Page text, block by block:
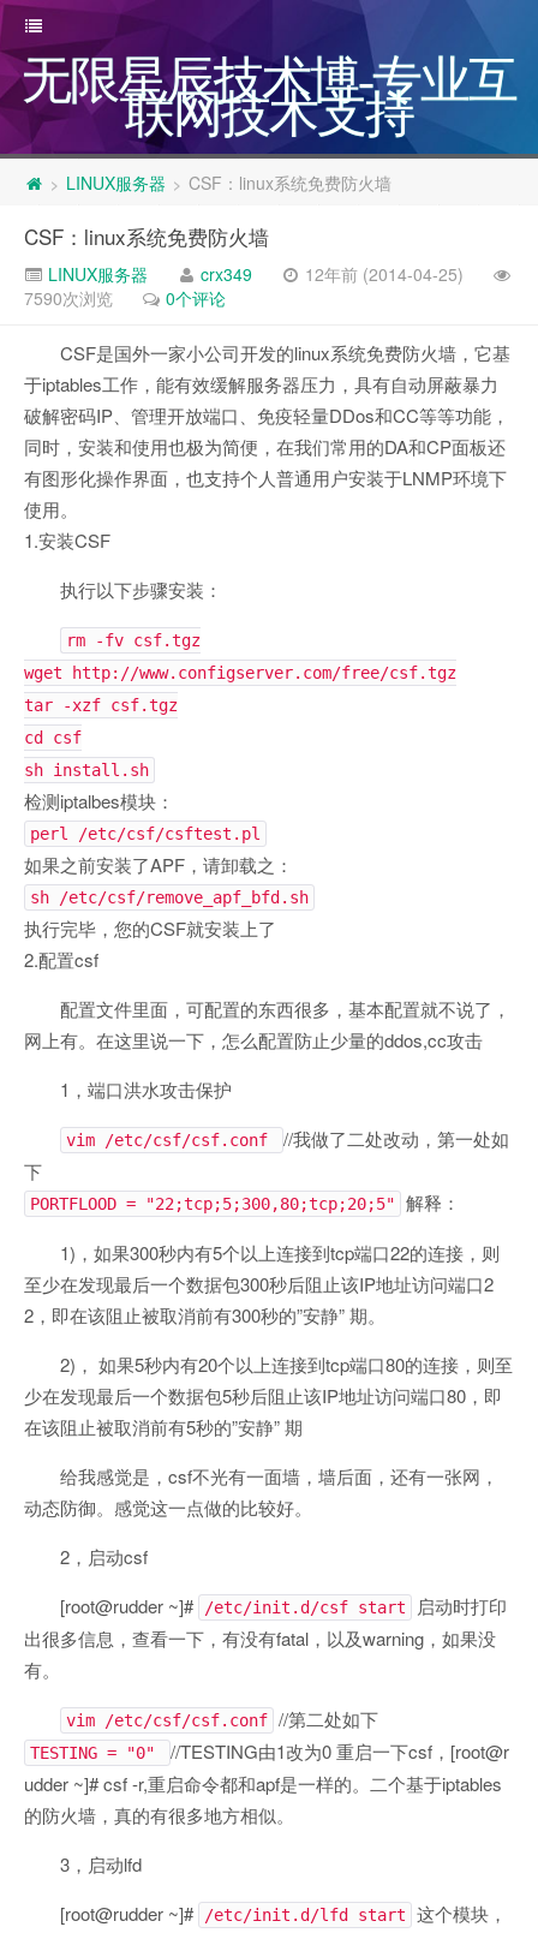
无限星辰技术博-专业互
联网技术支持
> LINUX服务器 > CSF：linux系统免费防火墙
CSF：linux系统免费防火墙
LINUX服务器 crx349
12年前 (2014-04-25)
7590次浏览
0个评论
CSF是国外一家小公司开发的linux系统免费防火墙，它基
于iptables工作，能有效缓解服务器压力，具有自动屏蔽暴力
破解密码IP、管理开放端口、免疫轻量DDos和CC等等功能，
同时，安装和使用也极为简便，在我们常用的DA和CP面板还
有图形化操作界面，也支持个人普通用户安装于LNMP环境下
使用。
1.安装CSF
执行以下步骤安装：
rm -fv csf.tgz
wget http://www.configserver.com/free/csf.tgz
tar -xzf csf.tgz
cd csf
sh install.sh
检测iptalbes模块：
perl /etc/csf/csftest.pl
如果之前安装了APF，请卸载之：
sh /etc/csf/remove_apf_bfd.sh
执行完毕，您的CSF就安装上了
2.配置csf
配置文件里面，可配置的东西很多，基本配置就不说了，
网上有。在这里说一下，怎么配置防止少量的ddos,cc攻击
1，端口洪水攻击保护
vim /etc/csf/csf.conf
//我做了二处改动，第一处如
下
PORTFLOOD = "22;tcp;5;300,80;tcp;20;5"
解释：
1)，如果300秒内有5个以上连接到tcp端口22的连接，则
至少在发现最后一个数据包300秒后阻止该IP地址访问端口2
2，即在该阻止被取消前有300秒的”安静” 期。
2)， 如果5秒内有20个以上连接到tcp端口80的连接，则至
少在发现最后一个数据包5秒后阻止该IP地址访问端口80，即
在该阻止被取消前有5秒的”安静” 期
给我感觉是，csf不光有一面墙，墙后面，还有一张网，
动态防御。感觉这一点做的比较好。
2，启动csf
[root@rudder ~]#
/etc/init.d/csf start
启动时打印
出很多信息，查看一下，有没有fatal，以及warning，如果没
有。
vim /etc/csf/csf.conf //第二处如下
TESTING = "0"
//TESTING由1改为0 重启一下csf，[root@r
udder ~]# csf -r,重启命令都和apf是一样的。二个基于iptables
的防火墙，真的有很多地方相似。
3，启动lfd
[root@rudder ~]#
/etc/init.d/lfd start
这个模块，